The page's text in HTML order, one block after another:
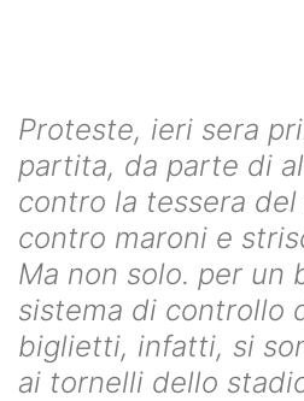
Proteste, ieri sera
partita, da parte di
contro la tessera
contro maroni e
Ma non solo. per un
sistema di controllo
biglietti, infatti, si
ai tornelli dello